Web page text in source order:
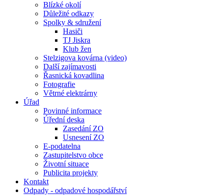
Blízké okolí
Důležité odkazy
Spolky & sdružení
Hasiči
TJ Jiskra
Klub žen
Stelzigova kovárna (video)
Další zajímavosti
Řasnická kovadlina
Fotografie
Větrné elektrárny
Úřad
Povinné informace
Úřední deska
Zasedání ZO
Usnesení ZO
E-podatelna
Zastupitelstvo obce
Životní situace
Publicita projekty
Kontakt
Odpady - odpadové hospodářství